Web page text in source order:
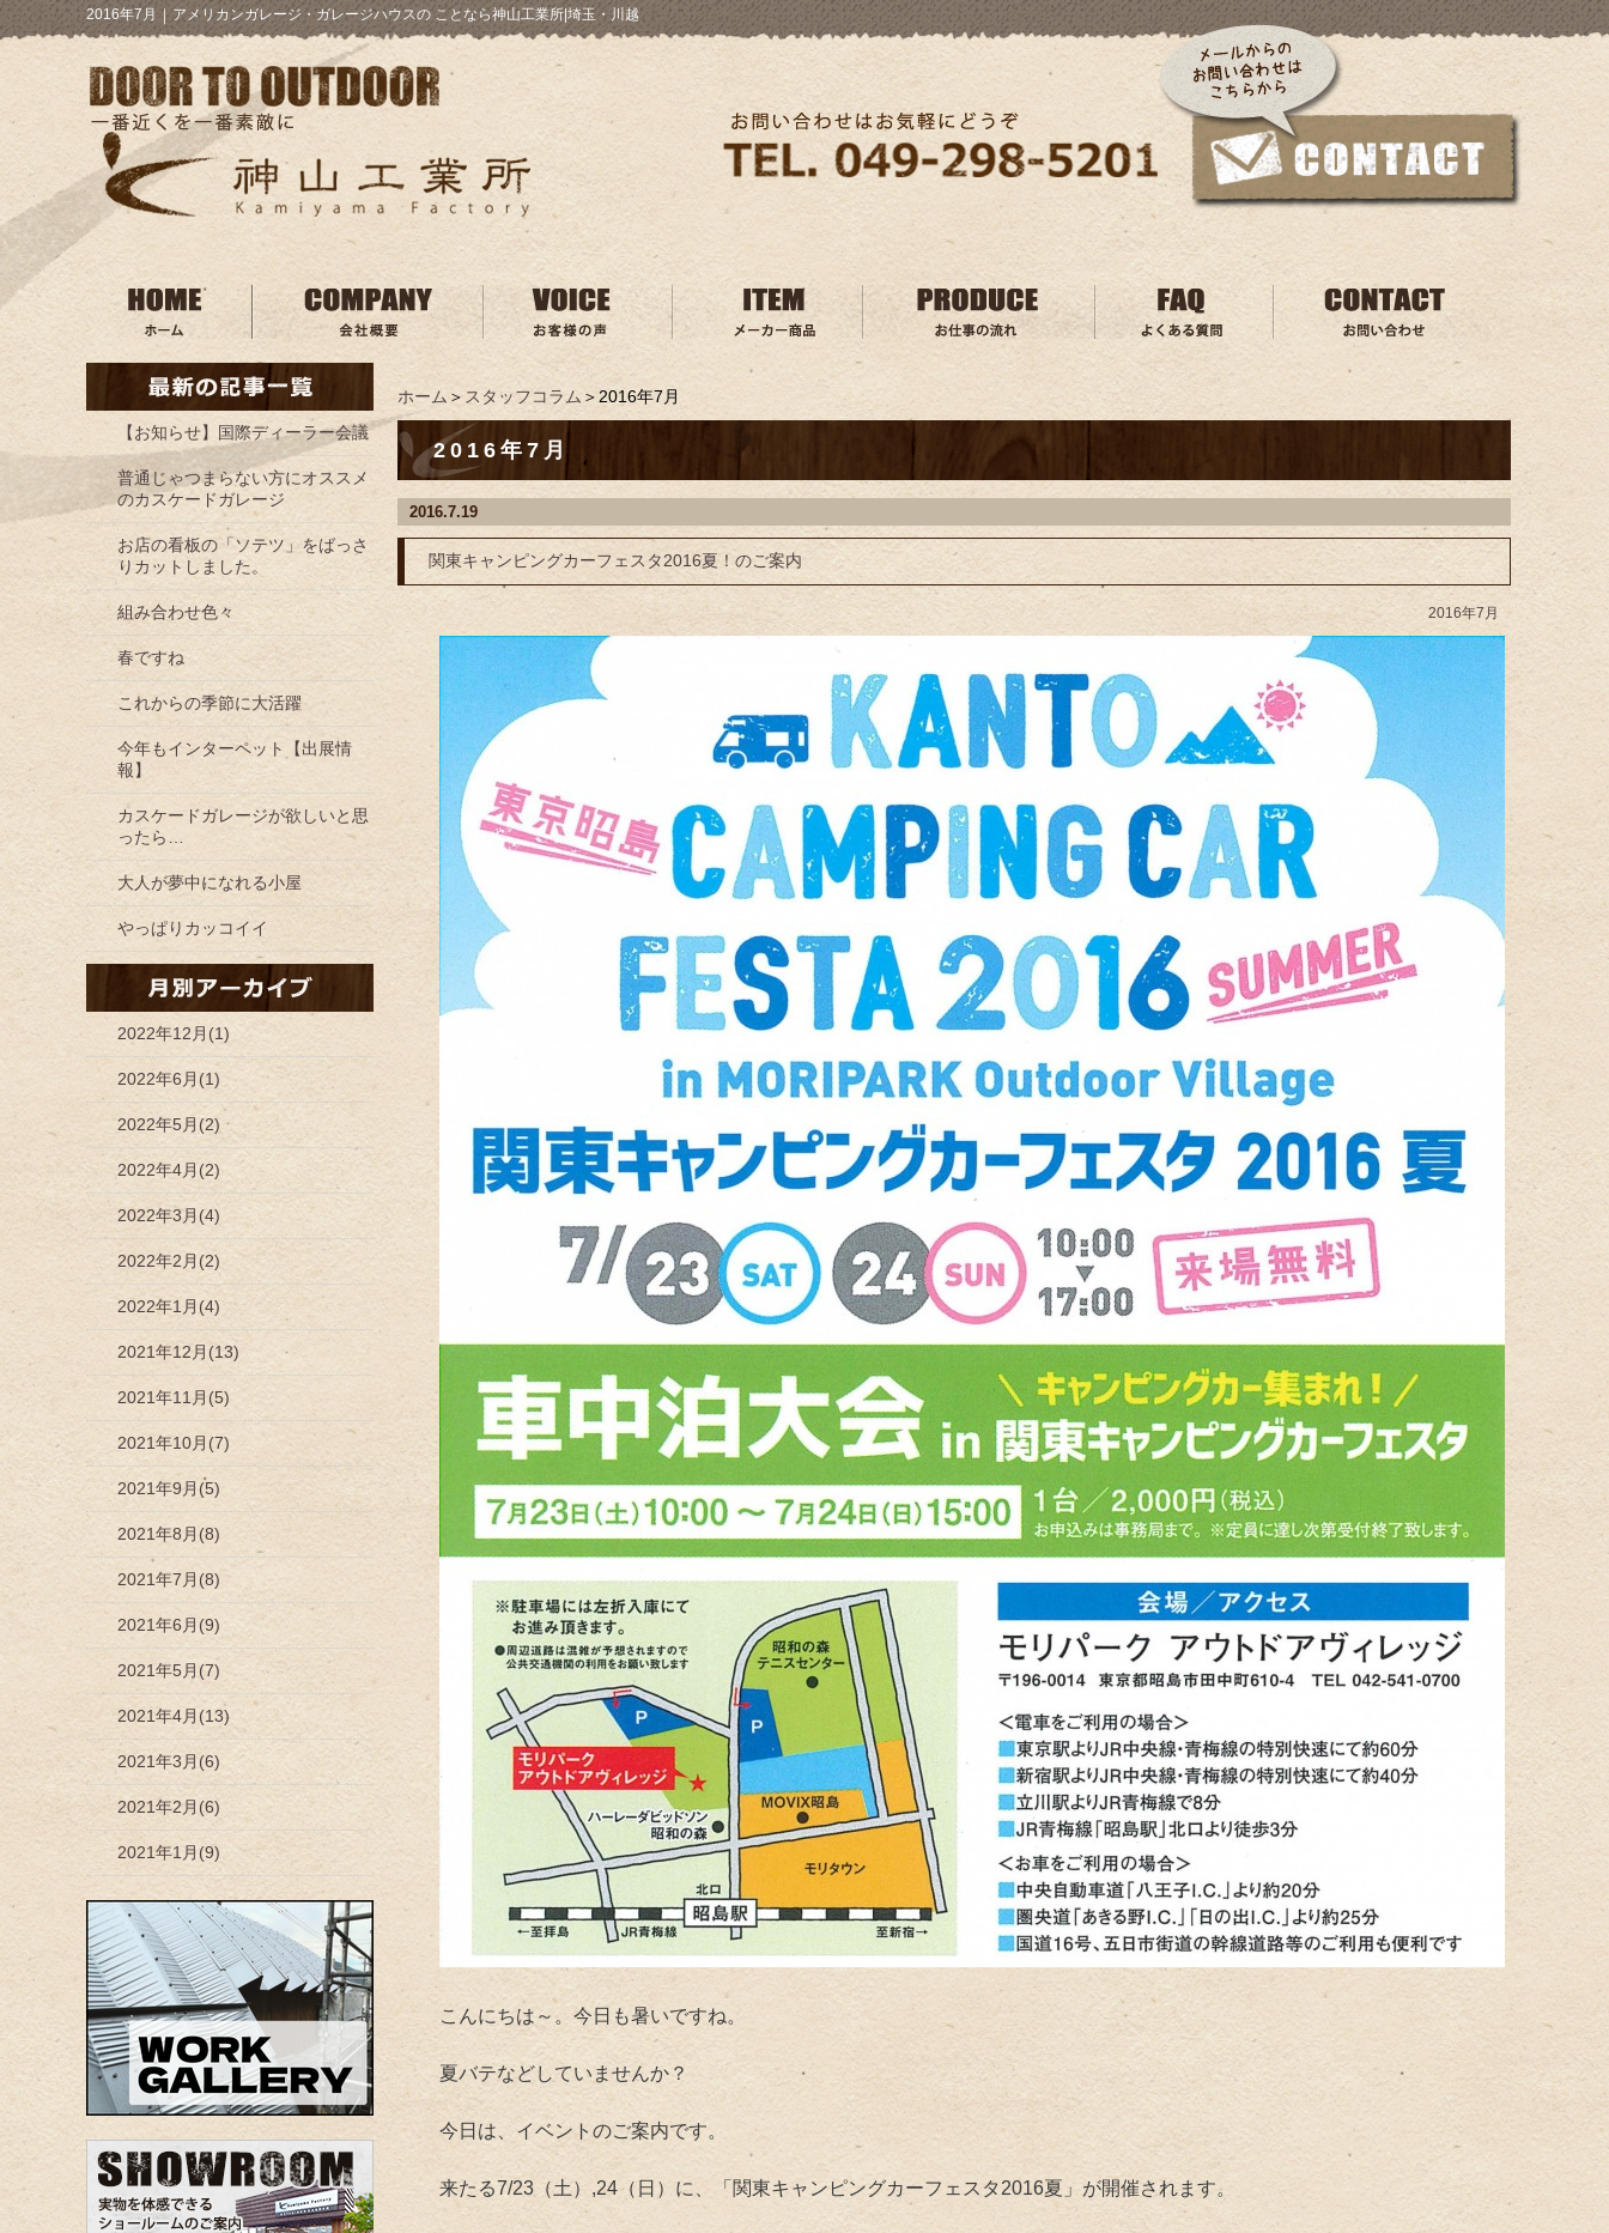
2016年7月 ｜ アメリカンガレージ・ガレージハウスの ことなら神山工業所|埼玉・川越
ホーム ＞スタッフコラム ＞2016年7月
2016年7月
2016.7.19
関東キャンピングカーフェスタ2016夏！のご案内
2016年7月
こんにちは～。今日も暑いですね。
夏バテなどしていませんか？
今日は、イベントのご案内です。
来たる7/23（土）,24（日）に、「関東キャンピングカーフェスタ2016夏」が開催されます。
【お知らせ】国際ディーラー会議
普通じゃつまらない方にオススメ
のカスケードガレージ
お店の看板の「ソテツ」をばっさ
りカットしました。
組み合わせ色々
春ですね
これからの季節に大活躍
今年もインターペット【出展情
報】
カスケードガレージが欲しいと思
ったら…
大人が夢中になれる小屋
やっぱりカッコイイ
2022年12月(1)
2022年6月(1)
2022年5月(2)
2022年4月(2)
2022年3月(4)
2022年2月(2)
2022年1月(4)
2021年12月(13)
2021年11月(5)
2021年10月(7)
2021年9月(5)
2021年8月(8)
2021年7月(8)
2021年6月(9)
2021年5月(7)
2021年4月(13)
2021年3月(6)
2021年2月(6)
2021年1月(9)